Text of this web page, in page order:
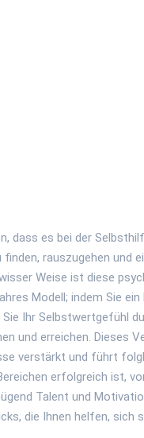
dass es bei der
rauszugehen und
Weise ist diese
Modell; indem Sie
Ihr Selbstwertgefühl
und erreichen. Dieses
verstärkt und führt
erfolgreich ist,
Talent und
die Ihnen helfen, sich